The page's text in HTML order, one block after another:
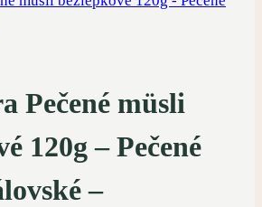
Pečené müsli
120g – Pečené
–